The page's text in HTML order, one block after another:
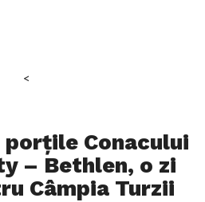
<
porțile Conacului
– Bethlen, o zi
Câmpia Turzii